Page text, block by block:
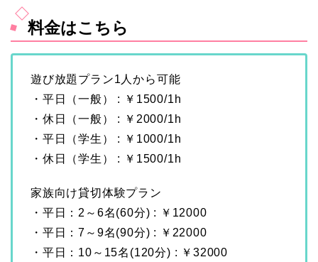
料金はこちら
遊び放題プラン1人から可能
・平日（一般） : ￥1500/1h
・休日（一般） : ￥2000/1h
・平日（学生） : ￥1000/1h
・休日（学生） : ￥1500/1h
家族向け貸切体験プラン
・平日：2～6名(60分) : ￥12000
・平日：7～9名(90分) : ￥22000
・平日：10～15名(120分) : ￥32000